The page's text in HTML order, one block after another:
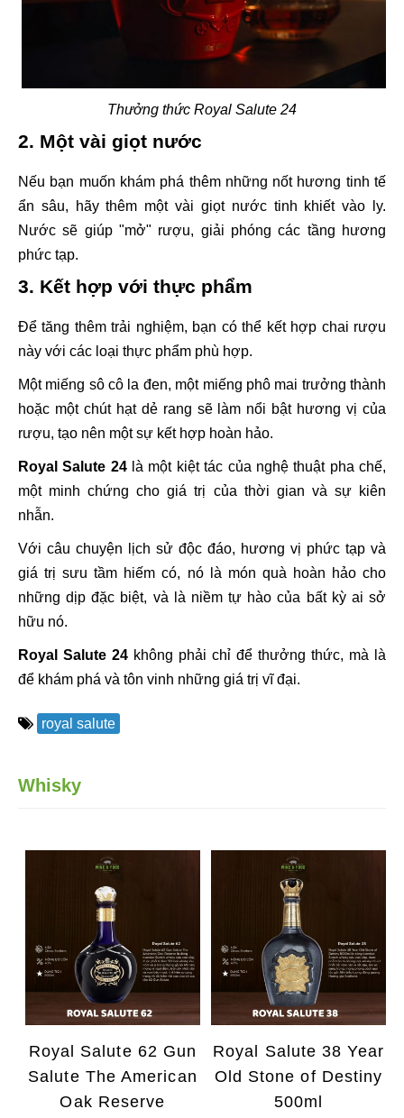
Thưởng thức Royal Salute 24
2. Một vài giọt nước
Nếu bạn muốn khám phá thêm những nốt hương tinh tế
ẩn sâu, hãy thêm một vài giọt nước tinh khiết vào ly.
Nước sẽ giúp "mở" rượu, giải phóng các tầng hương
phức tạp.
3. Kết hợp với thực phẩm
Để tăng thêm trải nghiệm, bạn có thể kết hợp chai rượu
này với các loại thực phẩm phù hợp.
Một miếng sô cô la đen, một miếng phô mai trưởng thành
hoặc một chút hạt dẻ rang sẽ làm nổi bật hương vị của
rượu, tạo nên một sự kết hợp hoàn hảo.
Royal Salute 24là một kiệt tác của nghệ thuật pha chế,
một minh chứng cho giá trị của thời gian và sự kiên
nhẫn.
Với câu chuyện lịch sử độc đáo, hương vị phức tạp và
giá trị sưu tầm hiếm có, nó là món quà hoàn hảo cho
những dịp đặc biệt, và là niềm tự hào của bất kỳ ai sở
hữu nó.
Royal Salute 24 không phải chỉ để thưởng thức, mà là
để khám phá và tôn vinh những giá trị vĩ đại.
royal salute
Whisky
Royal Salute 62 Gun
Salute The American
Oak Reserve
Royal Salute 38 Year
Old Stone of Destiny
500ml